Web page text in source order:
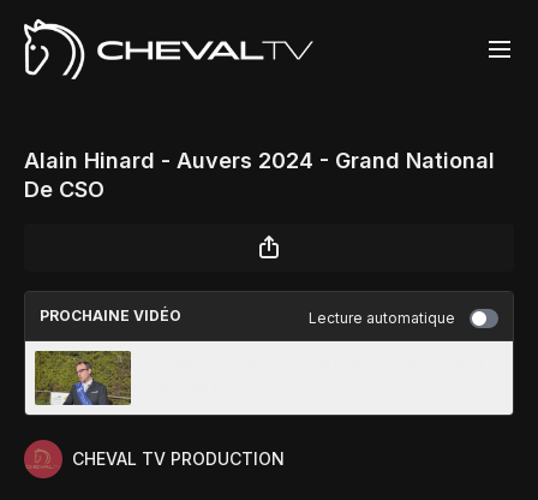
Alain Hinard - Auvers 2024 - Grand National
De CSO
PROCHAINE VIDÉO Lecture automatique
CHEVAL TV PRODUCTION